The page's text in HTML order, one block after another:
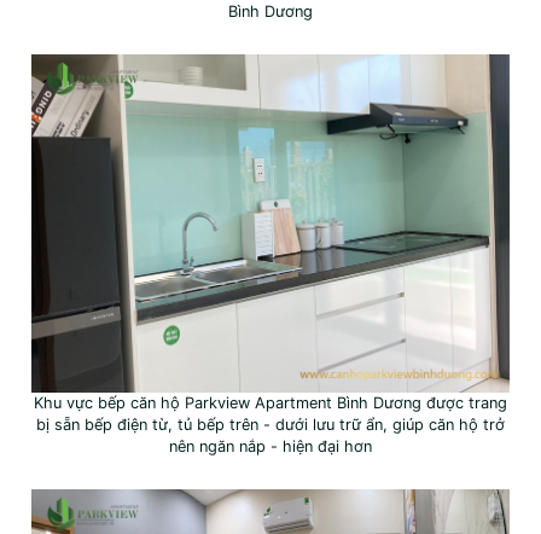
Bình Dương
Khu vực bếp căn hộ Parkview Apartment Bình Dương được trang
bị sẵn bếp điện từ, tủ bếp trên - dưới lưu trữ ẩn, giúp căn hộ trở
nên ngăn nắp - hiện đại hơn